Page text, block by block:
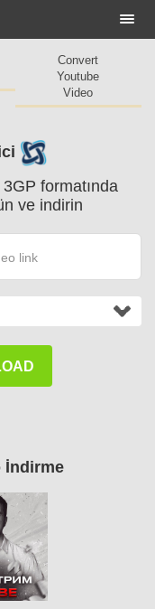
Convert
Youtube
Video
formatında
ve indirin
İndirme